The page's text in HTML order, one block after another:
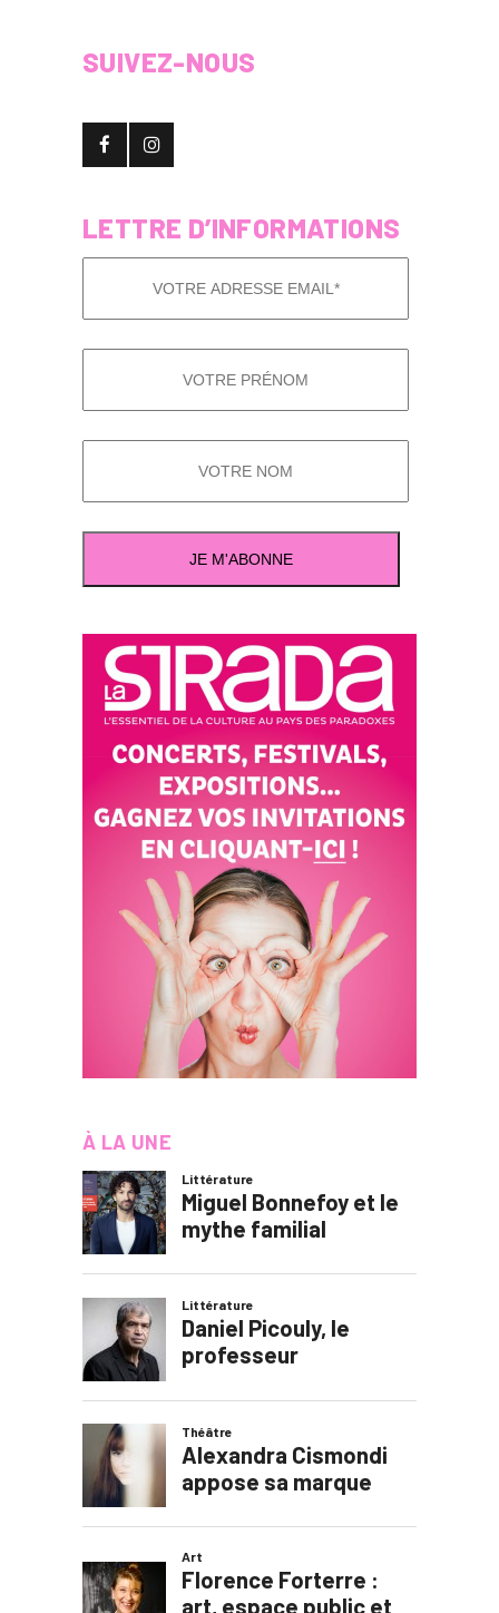
SUIVEZ-NOUS
LETTRE D’INFORMATIONS
À LA UNE